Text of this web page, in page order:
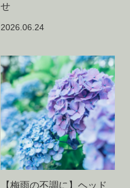
せ
2026.06.24
【梅雨の不調に】ヘッド